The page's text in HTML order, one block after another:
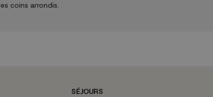
coins arrondis.
SÉJOURS